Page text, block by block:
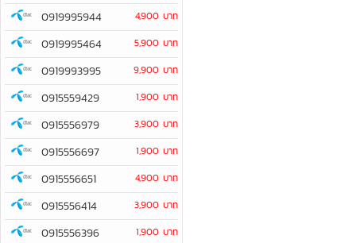
0919995944 4,900 บาท
0919995464 5,900 บาท
0919993995 9,900 บาท
0915559429 1,900 บาท
0915556979 3,900 บาท
0915556697 1,900 บาท
0915556651 4,900 บาท
0915556414 3,900 บาท
0915556396 1,900 บาท